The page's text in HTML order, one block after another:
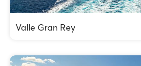
Valle Gran Rey